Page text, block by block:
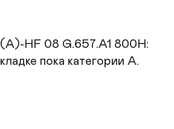
HF 08 G.657.A1 800Н:
пока категории А.